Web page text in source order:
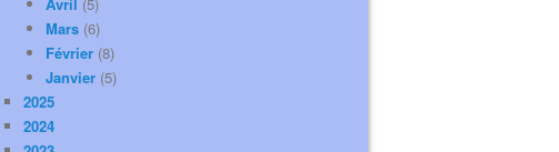
Mars (6)
Février (8)
Janvier (5)
2025
2024